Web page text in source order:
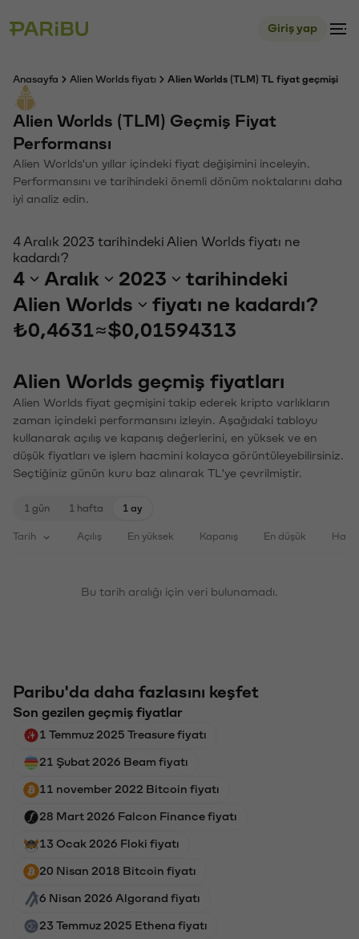
Giriş yap
Anasayfa Alien Worlds fiyatı Alien Worlds (TLM) TL fiyat geçmişi
Alien Worlds (TLM) Geçmiş Fiyat
Performansı
Alien Worlds'un yıllar içindeki fiyat değişimini inceleyin.
Performansını ve tarihindeki önemli dönüm noktalarını daha
iyi analiz edin.
4 Aralık 2023 tarihindeki Alien Worlds fiyatı ne
kadardı?
4 Aralık 2023
tarihindeki
Alien Worlds
fiyatı ne kadardı?
₺0,4631≈$0,01594313
Alien Worlds geçmiş fiyatları
Alien Worlds fiyat geçmişini takip ederek kripto varlıkların
zaman içindeki performansını izleyin. Aşağıdaki tabloyu
kullanarak açılış ve kapanış değerlerini, en yüksek ve en
düşük fiyatları ve işlem hacmini kolayca görüntüleyebilirsiniz.
Seçtiğiniz günün kuru baz alınarak TL'ye çevrilmiştir.
1 gün 1 hafta 1 ay
Tarih Açılış En yüksek Kapanış En düşük
Bu tarih aralığı için veri bulunamadı.
Paribu'da daha fazlasını keşfet
Son gezilen geçmiş fiyatlar
1 Temmuz 2025 Treasure fiyatı
21 Şubat 2026 Beam fiyatı
11 november 2022 Bitcoin fiyatı
28 Mart 2026 Falcon Finance fiyatı
13 Ocak 2026 Floki fiyatı
20 Nisan 2018 Bitcoin fiyatı
6 Nisan 2026 Algorand fiyatı
23 Temmuz 2025 Ethena fiyatı